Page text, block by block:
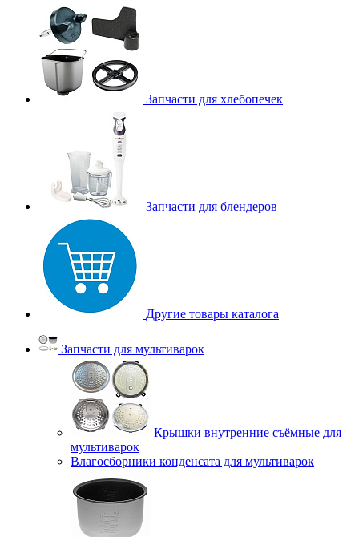
Запчасти для хлебопечек
Запчасти для блендеров
Другие товары каталога
Запчасти для мультиварок
Крышки внутренние съёмные для
мультиварок
Влагосборники конденсата для мультиварок